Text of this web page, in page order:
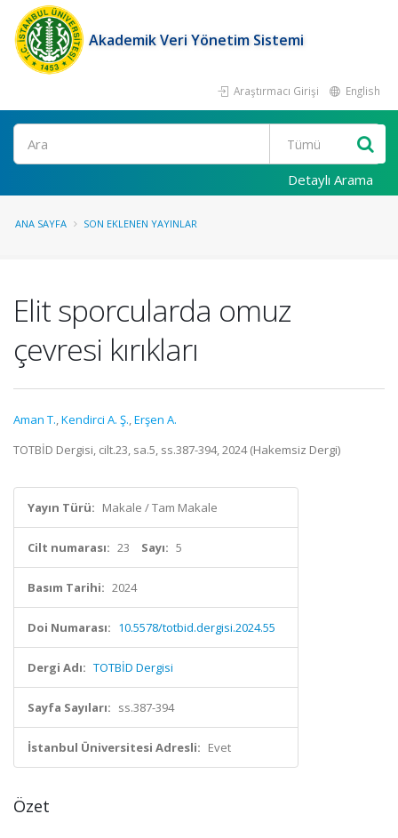
Akademik Veri Yönetim Sistemi
Araştırmacı Girişi English
Ara
Detaylı Arama
ANA SAYFA SON EKLENEN YAYINLAR
Elit sporcularda omuz
çevresi kırıkları
Aman T.,Kendirci A. Ş.,Erşen A.
TOTBİD Dergisi, cilt.23, sa.5, ss.387-394, 2024 (Hakemsiz Dergi)
Yayın Türü: Makale / Tam Makale
Cilt numarası: 23 Sayı: 5
Basım Tarihi: 2024
Doi Numarası: 10.5578/totbid.dergisi.2024.55
Dergi Adı: TOTBİD Dergisi
Sayfa Sayıları: ss.387-394
İstanbul Üniversitesi Adresli: Evet
Özet